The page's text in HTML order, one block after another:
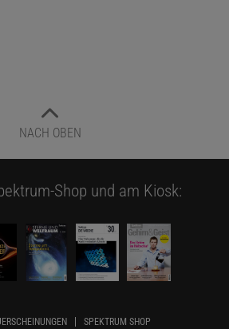
NACH OBEN
Shop und am Kiosk:
SPEKTRUM SHOP